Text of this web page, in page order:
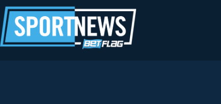
al
contenuto